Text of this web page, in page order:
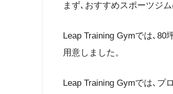
まず､おすすめスポーツジ
Leap Training Gymでは､80
用意しました。
Leap Training Gymでは､プ